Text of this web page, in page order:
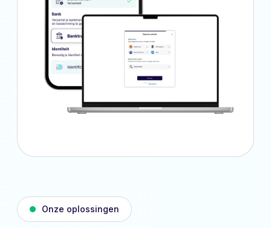
Onze oplossingen